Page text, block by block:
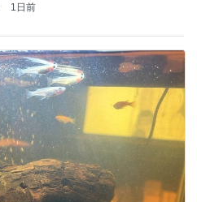
1日前